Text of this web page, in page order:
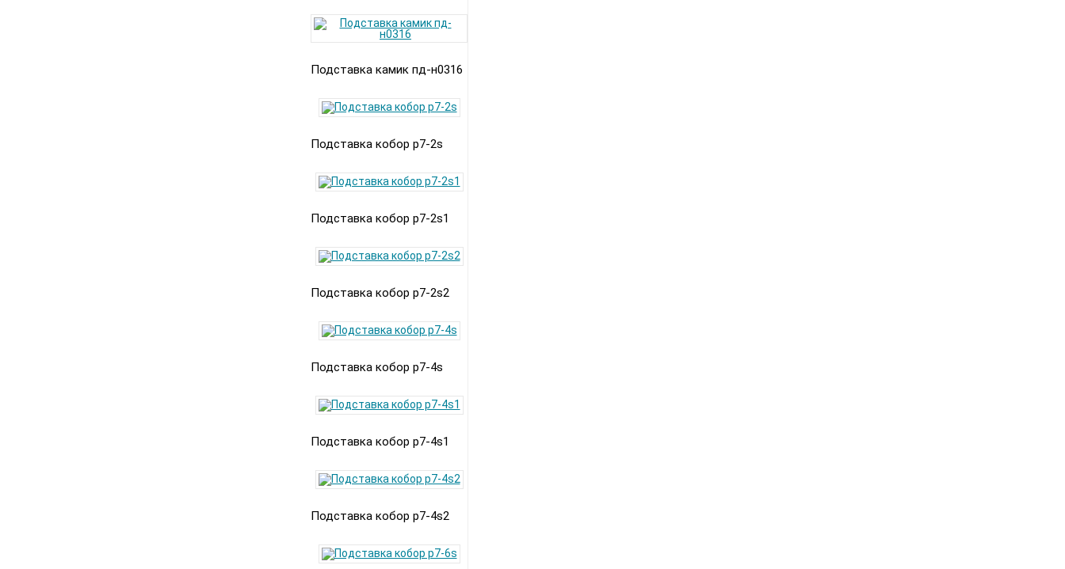
Подставка камик пд-н0316
Подставка кобор p7-2s
Подставка кобор p7-2s1
Подставка кобор p7-2s2
Подставка кобор p7-4s
Подставка кобор p7-4s1
Подставка кобор p7-4s2